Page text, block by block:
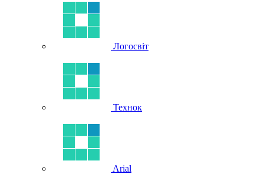
Логосвіт
Технок
Arial